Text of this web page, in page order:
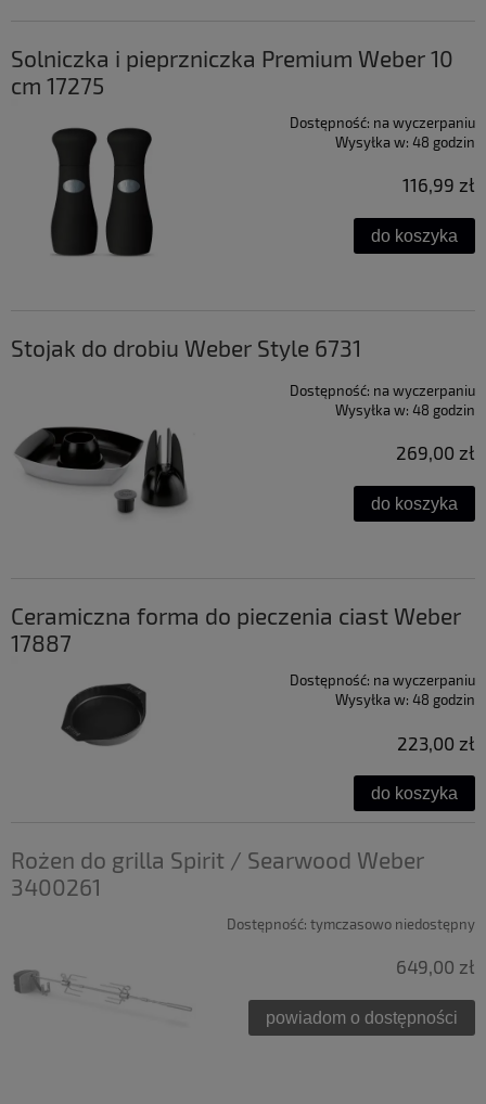
Solniczka i pieprzniczka Premium Weber 10
cm 17275
Dostępność: na wyczerpaniu
Wysyłka w: 48 godzin
116,99 zł
do koszyka
Stojak do drobiu Weber Style 6731
Dostępność: na wyczerpaniu
Wysyłka w: 48 godzin
269,00 zł
do koszyka
Ceramiczna forma do pieczenia ciast Weber
17887
Dostępność: na wyczerpaniu
Wysyłka w: 48 godzin
223,00 zł
do koszyka
Rożen do grilla Spirit / Searwood Weber
3400261
Dostępność: tymczasowo niedostępny
649,00 zł
powiadom o dostępności